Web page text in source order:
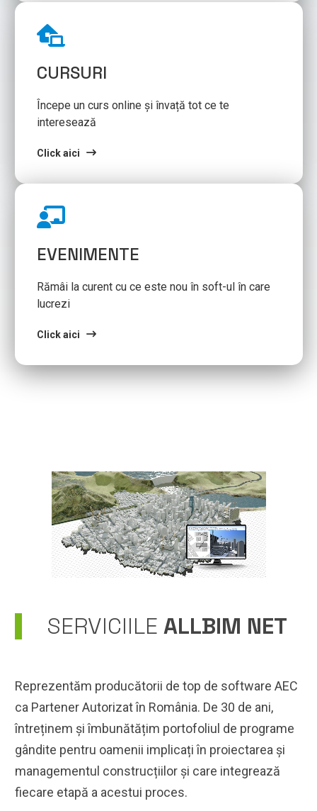
CURSURI
Începe un curs online și învață tot ce te
interesează
Click aici
EVENIMENTE
Rămâi la curent cu ce este nou în soft-ul în care
lucrezi
Click aici
SERVICIILE ALLBIM NET
Reprezentăm producătorii de top de software AEC
ca Partener Autorizat în România. De 30 de ani,
întreținem și îmbunătățim portofoliul de programe
gândite pentru oamenii implicați în proiectarea și
managementul construcțiilor și care integrează
fiecare etapă a acestui proces.